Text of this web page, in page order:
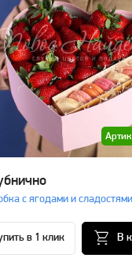
с ягодами и сладостями
в 1 клик В